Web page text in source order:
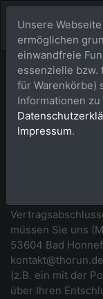
*** Beginn der
von Gründen
müssen Sie uns
53604 Bad
(z.B. ein mit der
über Ihren
Unsere
ermöglichen
einwandfreie
essenzielle bzw.
für Warenkörbe)
Informationen
Impressum.